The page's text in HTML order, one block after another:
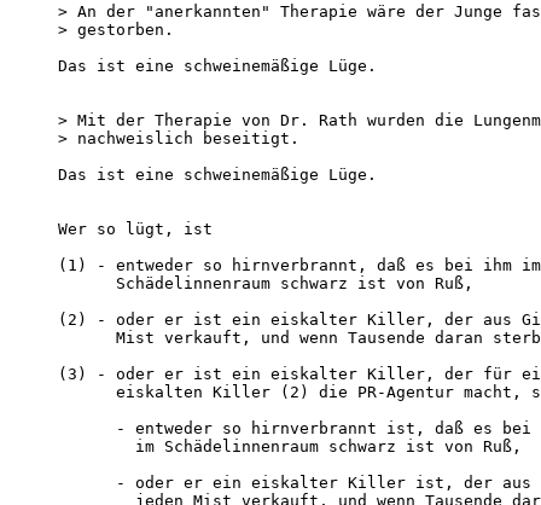
> An der "anerkannten" Therapie wäre der Junge
> gestorben.
Das ist eine schweinemäßige Lüge.
> Mit der Therapie von Dr. Rath wurden die
> nachweislich beseitigt.
Das ist eine schweinemäßige Lüge.
Wer so lügt, ist
(1) - entweder so hirnverbrannt, daß es bei ihm
      Schädelinnenraum schwarz ist von Ruß,
(2) - oder er ist ein eiskalter Killer, der aus
Mist verkauft, und wenn Tausende daran
(3) - oder er ist ein eiskalter Killer, der für
eiskalten Killer (2) die PR-Agentur
- entweder so hirnverbrannt ist, daß es
        im Schädelinnenraum schwarz ist von Ruß,
- oder er ein eiskalter Killer ist, der
jeden Mist verkauft, und wenn Tausende